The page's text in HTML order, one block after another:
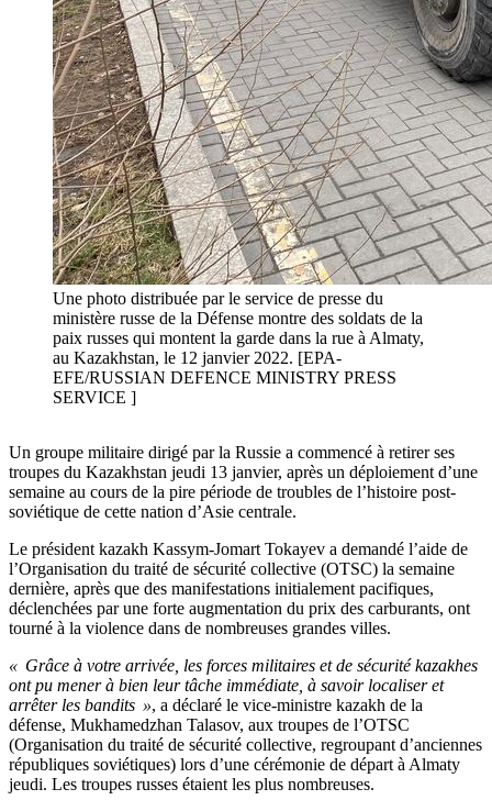
Une photo distribuée par le service de presse du
ministère russe de la Défense montre des soldats de la
paix russes qui montent la garde dans la rue à Almaty,
au Kazakhstan, le 12 janvier 2022. [EPA-
EFE/RUSSIAN DEFENCE MINISTRY PRESS
SERVICE ]
Un groupe militaire dirigé par la Russie a commencé à retirer ses
troupes du Kazakhstan jeudi 13 janvier, après un déploiement d’une
semaine au cours de la pire période de troubles de l’histoire post-
soviétique de cette nation d’Asie centrale.
Le président kazakh Kassym-Jomart Tokayev a demandé l’aide de
l’Organisation du traité de sécurité collective (OTSC) la semaine
dernière, après que des manifestations initialement pacifiques,
déclenchées par une forte augmentation du prix des carburants, ont
tourné à la violence dans de nombreuses grandes villes.
« Grâce à votre arrivée, les forces militaires et de sécurité kazakhes
ont pu mener à bien leur tâche immédiate, à savoir localiser et
arrêter les bandits », a déclaré le vice-ministre kazakh de la
défense, Mukhamedzhan Talasov, aux troupes de l’OTSC
(Organisation du traité de sécurité collective, regroupant d’anciennes
républiques soviétiques) lors d’une cérémonie de départ à Almaty
jeudi. Les troupes russes étaient les plus nombreuses.